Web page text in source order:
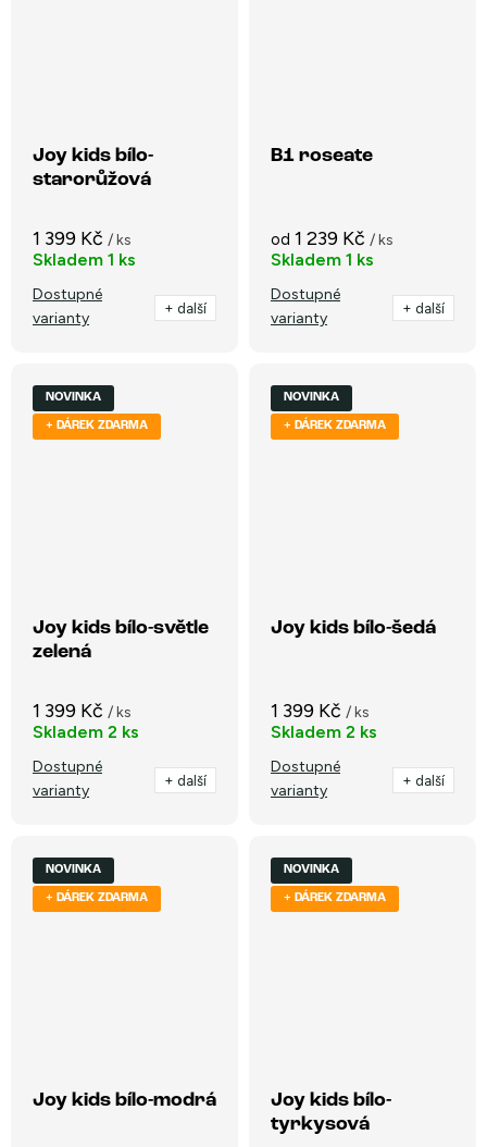
Joy kids bílo-
starorůžová
1 399 Kč / ks
Skladem 1 ks
Dostupné
varianty
+ další
B1 roseate
od 1 239 Kč / ks
Skladem 1 ks
Dostupné
varianty
+ další
NOVINKA
+ DÁREK ZDARMA
Joy kids bílo-světle
zelená
1 399 Kč / ks
Skladem 2 ks
Dostupné
varianty
+ další
NOVINKA
+ DÁREK ZDARMA
Joy kids bílo-šedá
1 399 Kč / ks
Skladem 2 ks
Dostupné
varianty
+ další
NOVINKA
+ DÁREK ZDARMA
Joy kids bílo-modrá
NOVINKA
+ DÁREK ZDARMA
Joy kids bílo-
tyrkysová